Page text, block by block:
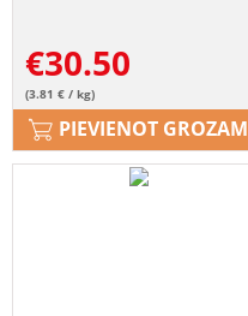
€30.50
(3.81 € / kg)
PIEVIENOT GROZAM